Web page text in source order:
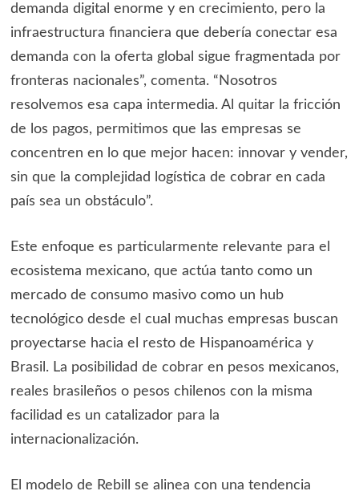
demanda digital enorme y en crecimiento, pero la
infraestructura financiera que debería conectar esa
demanda con la oferta global sigue fragmentada por
fronteras nacionales”, comenta. “Nosotros
resolvemos esa capa intermedia. Al quitar la fricción
de los pagos, permitimos que las empresas se
concentren en lo que mejor hacen: innovar y vender,
sin que la complejidad logística de cobrar en cada
país sea un obstáculo”.
Este enfoque es particularmente relevante para el
ecosistema mexicano, que actúa tanto como un
mercado de consumo masivo como un hub
tecnológico desde el cual muchas empresas buscan
proyectarse hacia el resto de Hispanoamérica y
Brasil. La posibilidad de cobrar en pesos mexicanos,
reales brasileños o pesos chilenos con la misma
facilidad es un catalizador para la
internacionalización.
El modelo de Rebill se alinea con una tendencia